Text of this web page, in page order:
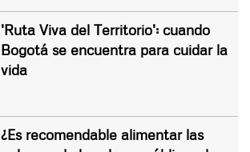
'Ruta Viva del Territorio': cuando
Bogotá se encuentra para cuidar la
vida
¿Es recomendable alimentar las